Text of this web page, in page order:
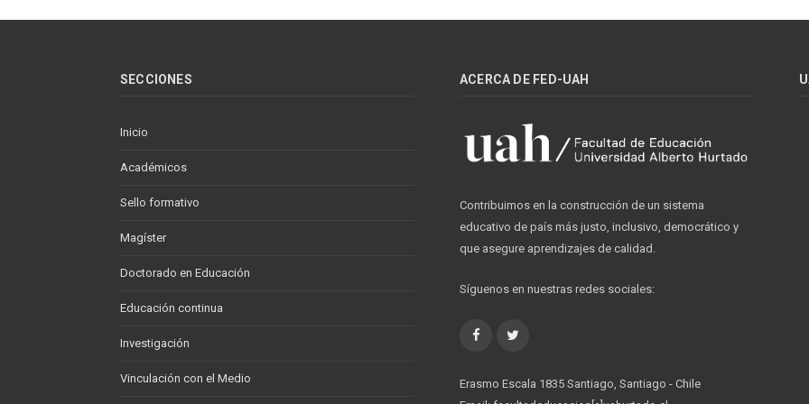
SECCIONES
Inicio
Académicos
Sello formativo
Magíster
Doctorado en Educación
Educación continua
Investigación
Vinculación con el Medio
ACERCA DE FED-UAH
Contribuimos en la construcción de un sistema
educativo de país más justo, inclusivo, democrático y
que asegure aprendizajes de calidad.
Síguenos en nuestras redes sociales:
Facebook
Erasmo Escala 1835 Santiago, Santiago - Chile